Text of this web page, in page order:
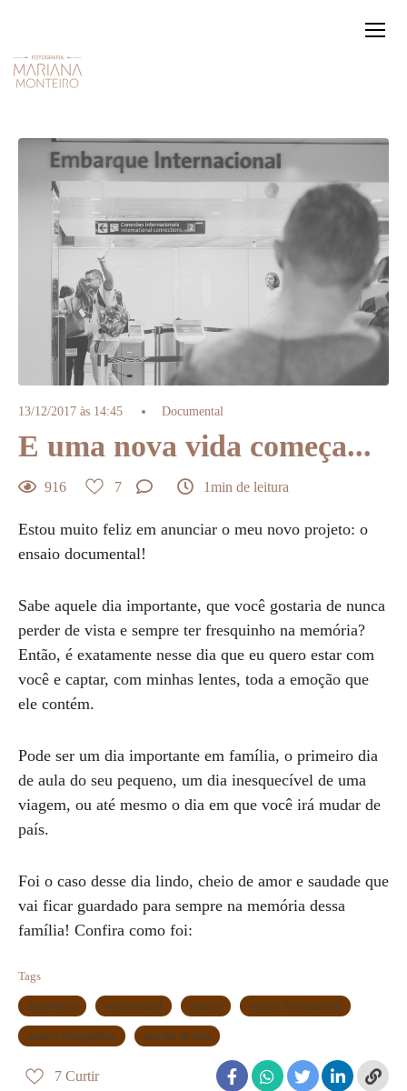
13/12/2017 às 14:45 Documental
E uma nova vida começa...
916 7 1min de leitura
Estou muito feliz em anunciar o meu novo projeto: o
ensaio documental!
Sabe aquele dia importante, que você gostaria de nunca
perder de vista e sempre ter fresquinho na memória?
Então, é exatamente nesse dia que eu quero estar com
você e captar, com minhas lentes, toda a emoção que
ele contém.
Pode ser um dia importante em família, o primeiro dia
de aula do seu pequeno, um dia inesquecível de uma
viagem, ou até mesmo o dia em que você irá mudar de
país.
Foi o caso desse dia lindo, cheio de amor e saudade que
vai ficar guardado para sempre na memória dessa
família! Confira como foi:
Tags
despedida documental ensaio ensaio documental
ensaio fotográfico um dia desses
7 Curtir